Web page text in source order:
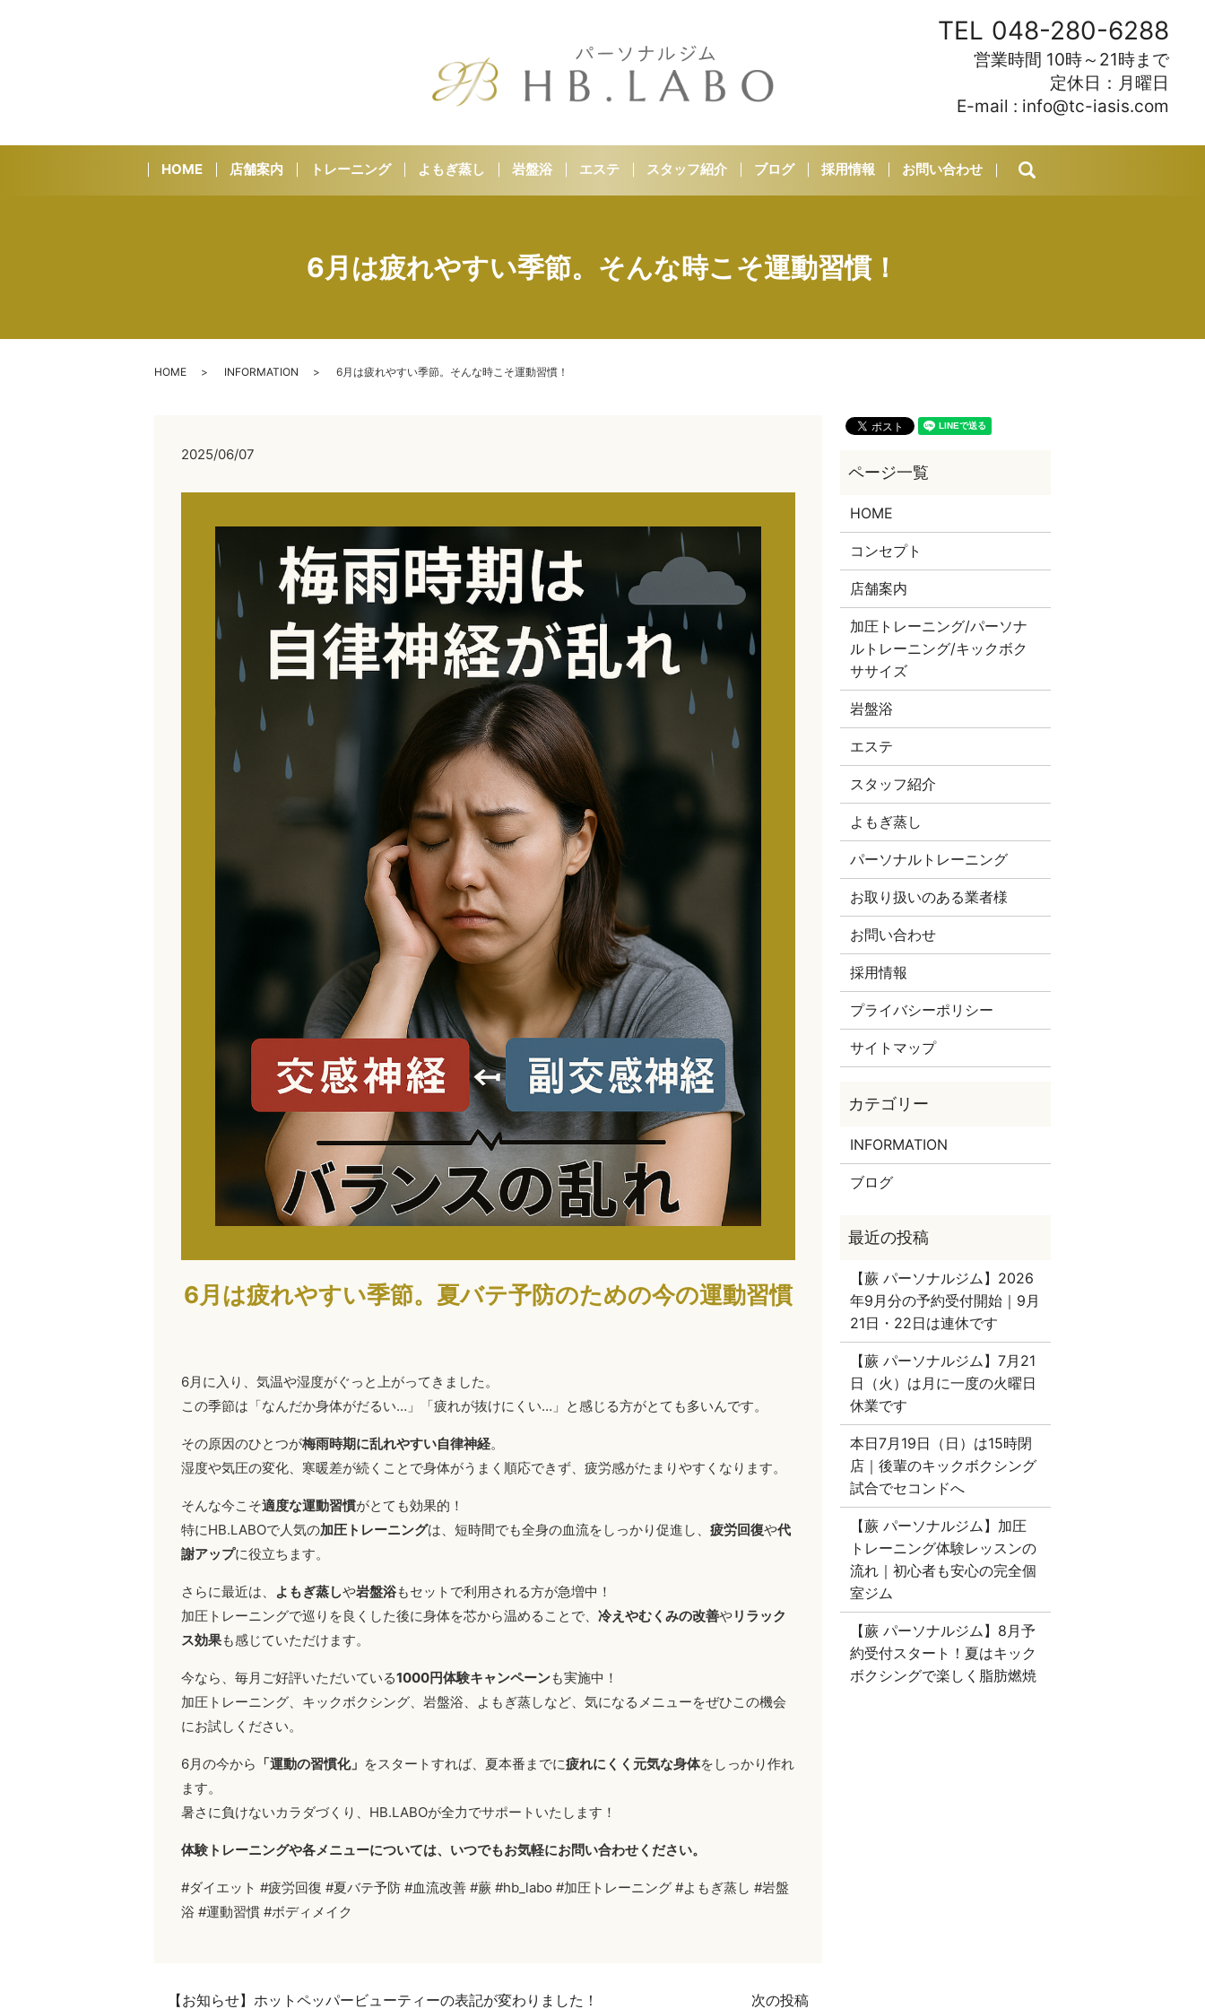
HOME 店舗案内 トレーニング よもぎ蒸し 岩盤浴 エステ スタッフ紹介 ブログ 採用情報 お問い合わせ search
TEL 048-280-6288
営業時間 10時～21時まで
定休日：月曜日
E-mail : info@tc-iasis.com
6月は疲れやすい季節。そんな時こそ運動習慣！
HOME INFORMATION 6月は疲れやすい季節。そんな時こそ運動習慣！
2025/06/07
6月は疲れやすい季節。夏バテ予防のための今の運動習慣
6月に入り、気温や湿度がぐっと上がってきました。
この季節は「なんだか身体がだるい…」「疲れが抜けにくい…」と感じる方がとても多いんです。
その原因のひとつが梅雨時期に乱れやすい自律神経。
湿度や気圧の変化、寒暖差が続くことで身体がうまく順応できず、疲労感がたまりやすくなります。
そんな今こそ適度な運動習慣がとても効果的！
特にHB.LABOで人気の加圧トレーニングは、短時間でも全身の血流をしっかり促進し、 疲労回復や代
謝アップに役立ちます。
さらに最近は、 よもぎ蒸しや岩盤浴もセットで利用される方が急増中！
加圧トレーニングで巡りを良くした後に身体を芯から温めることで、 冷えやむくみの改善やリラック
ス効果も感じていただけます。
今なら、毎月ご好評いただいている1000円体験キャンペーンも実施中！
加圧トレーニング、キックボクシング、岩盤浴、よもぎ蒸しなど、気になるメニューをぜひこの機会
にお試しください。
6月の今から 「運動の習慣化」 をスタートすれば、夏本番までに疲れにくく元気な身体をしっかり作れ
ます。
暑さに負けないカラダづくり、HB.LABOが全力でサポートいたします！
体験トレーニングや各メニューについては、いつでもお気軽にお問い合わせください。
#ダイエット #疲労回復 #夏バテ予防 #血流改善 #蕨 #hb_labo #加圧トレーニング #よもぎ蒸し #岩盤
浴 #運動習慣 #ボディメイク
【お知らせ】ホットペッパービューティーの表記が変わりました！ 次の投稿
HOME
コンセプト
店舗案内
加圧トレーニング/パーソナ
ルトレーニング/キックボク
ササイズ
岩盤浴
エステ
スタッフ紹介
よもぎ蒸し
パーソナルトレーニング
お取り扱いのある業者様
お問い合わせ
採用情報
プライバシーポリシー
サイトマップ
INFORMATION
ブログ
【蕨 パーソナルジム】2026
年9月分の予約受付開始｜9月
21日・22日は連休です
【蕨 パーソナルジム】7月21
日（火）は月に一度の火曜日
休業です
本日7月19日（日）は15時閉
店｜後輩のキックボクシング
試合でセコンドへ
【蕨 パーソナルジム】加圧
トレーニング体験レッスンの
流れ｜初心者も安心の完全個
室ジム
【蕨 パーソナルジム】8月予
約受付スタート！夏はキック
ボクシングで楽しく脂肪燃焼